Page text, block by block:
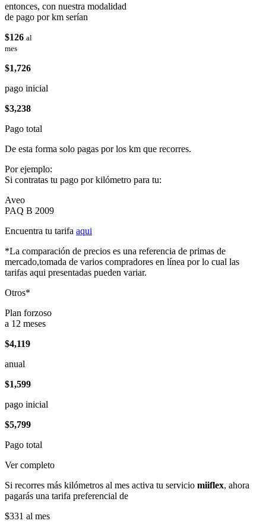
entonces, con nuestra modalidad
de pago por km serían
$126 al
mes
$1,726
pago inicial
$3,238
Pago total
De esta forma solo pagas por los km que recorres.
Por ejemplo:
Si contratas tu pago por kilómetro para tu:
Aveo
PAQ B 2009
Encuentra tu tarifa aqui
*La comparación de precios es una referencia de primas de
mercado,tomada de varios compradores en línea por lo cual las
tarifas aqui presentadas pueden variar.
Otros*
Plan forzoso
a 12 meses
$4,119
anual
$1,599
pago inicial
$5,799
Pago total
Ver completo
Si recorres más kilómetros al mes activa tu servicio miiflex, ahora
pagarás una tarifa preferencial de
$331 al mes